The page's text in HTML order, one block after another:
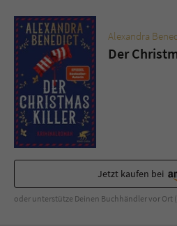
Alexandra
Der
Jetzt kaufen bei
oder unterstütze Deinen Buchhändler vor Ort